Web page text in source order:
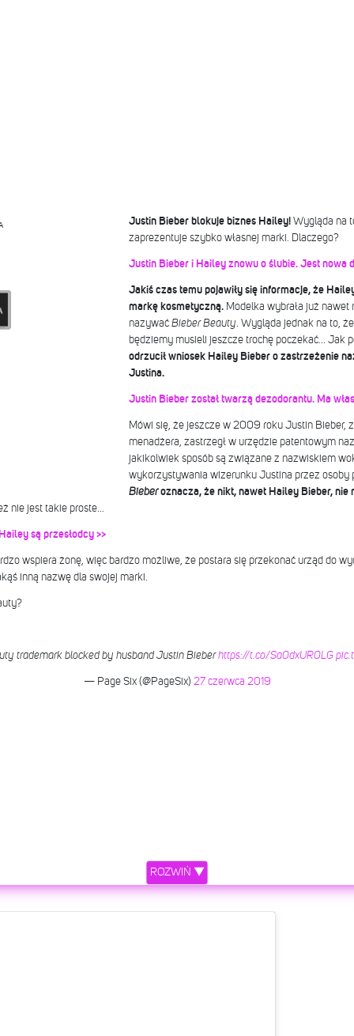
Justin Bieber blokuje biznes Hailey! Wygląda na
zaprezentuje szybko własnej marki. Dlaczego?
Justin Bieber i Hailey znowu o ślubie. Jest nowa
Jakiś czas temu pojawiły się informacje, że
markę kosmetyczną. Modelka wybrała już
nazywać Bieber Beauty. Wygląda jednak na to,
będziemy musieli jeszcze trochę poczekać... Jak
odrzucił wniosek Hailey Bieber o zastrzeżenie
Justina.
Justin Bieber został twarzą dezodorantu. Ma
Mówi się, że jeszcze w 2009 roku Justin Bieber,
menadżera, zastrzegł w urzędzie patentowym
jakikolwiek sposób są związane z nazwiskiem
wykorzystywania wizerunku Justina przez osoby
Bieberoznacza, że nikt, nawet Hailey Bieber,
nie jest takie proste…
są przesłodcy >>
wspiera żonę, więc bardzo możliwe, że postara się przekonać urząd do
inną nazwę dla swojej marki.
trademark blocked by husband Justin Bieberhttps://t.co/Sa0dxUR0LG
— Page Six (@PageSix) 27 czerwca 2019
ROZWIŃ ▼